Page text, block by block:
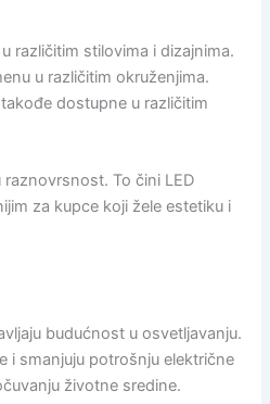
različitim stilovima i dizajnima.
u različitim okruženjima.
dostupne u različitim
To čini LED
za kupce koji žele estetiku i
budućnost u osvetljavanju.
i smanjuju potrošnju električne
životne sredine.